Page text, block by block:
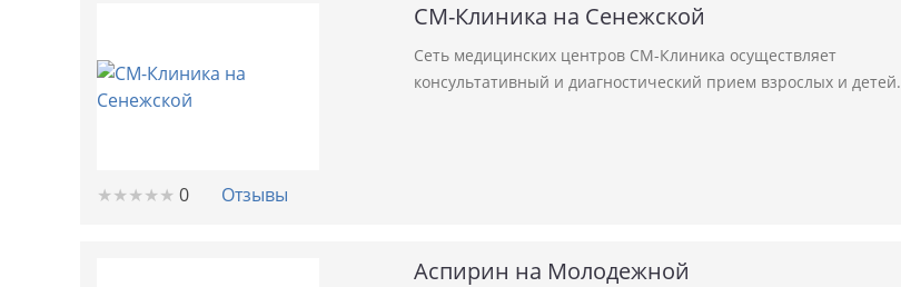
★★★★★
★★★★★ 0 Отзывы
СМ-Клиника на Сенежской
Сеть медицинских центров СМ-Клиника осуществляет
консультативный и диагностический прием взрослых и детей.
Аспирин на Молодежной